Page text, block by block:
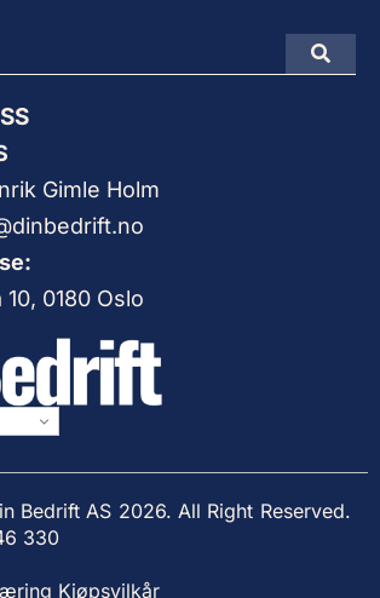
Gimle Holm
0180 Oslo
Bedrift AS 2026. All Right Reserved.
330
Kjøpsvilkår